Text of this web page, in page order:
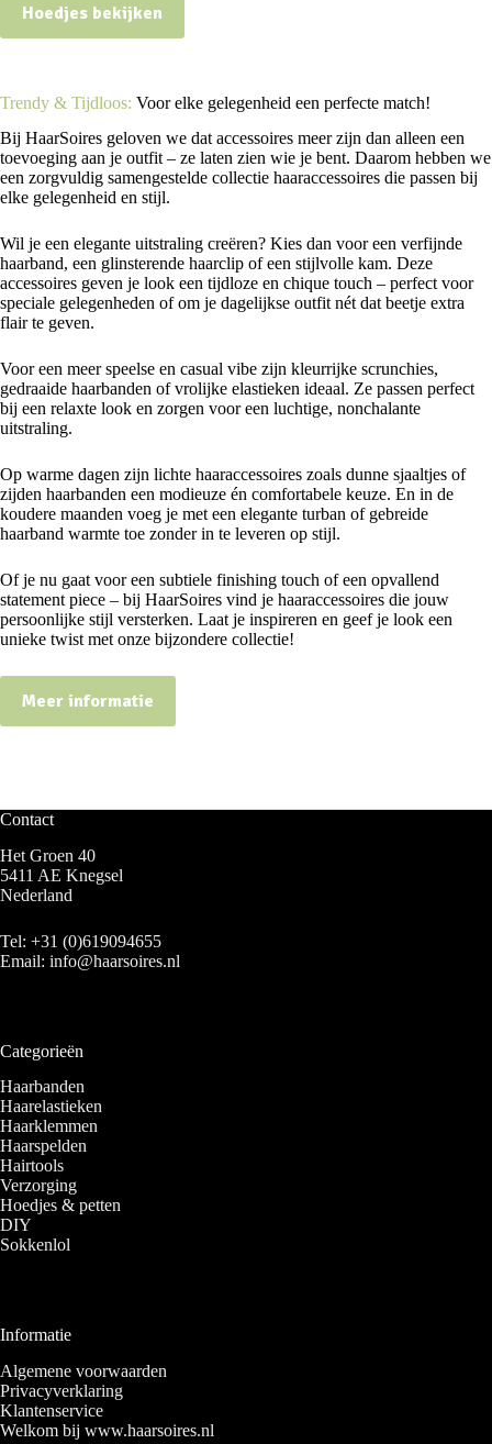
Hoedjes bekijken
Trendy & Tijdloos: Voor elke gelegenheid een perfecte match!
Bij HaarSoires geloven we dat accessoires meer zijn dan alleen een
toevoeging aan je outfit – ze laten zien wie je bent. Daarom hebben we
een zorgvuldig samengestelde collectie haaraccessoires die passen bij
elke gelegenheid en stijl.
Wil je een elegante uitstraling creëren? Kies dan voor een verfijnde
haarband, een glinsterende haarclip of een stijlvolle kam. Deze
accessoires geven je look een tijdloze en chique touch – perfect voor
speciale gelegenheden of om je dagelijkse outfit nét dat beetje extra
flair te geven.
Voor een meer speelse en casual vibe zijn kleurrijke scrunchies,
gedraaide haarbanden of vrolijke elastieken ideaal. Ze passen perfect
bij een relaxte look en zorgen voor een luchtige, nonchalante
uitstraling.
Op warme dagen zijn lichte haaraccessoires zoals dunne sjaaltjes of
zijden haarbanden een modieuze én comfortabele keuze. En in de
koudere maanden voeg je met een elegante turban of gebreide
haarband warmte toe zonder in te leveren op stijl.
Of je nu gaat voor een subtiele finishing touch of een opvallend
statement piece – bij HaarSoires vind je haaraccessoires die jouw
persoonlijke stijl versterken. Laat je inspireren en geef je look een
unieke twist met onze bijzondere collectie!
Meer informatie
Contact
Het Groen 40
5411 AE Knegsel
Nederland
Tel: +31 (0)619094655
Email: info@haarsoires.nl
Categorieën
Haarbanden
Haarelastieken
Haarklemmen
Haarspelden
Hairtools
Verzorging
Hoedjes & petten
DIY
Sokkenlol
Informatie
Algemene voorwaarden
Privacyverklaring
Klantenservice
Welkom bij www.haarsoires.nl